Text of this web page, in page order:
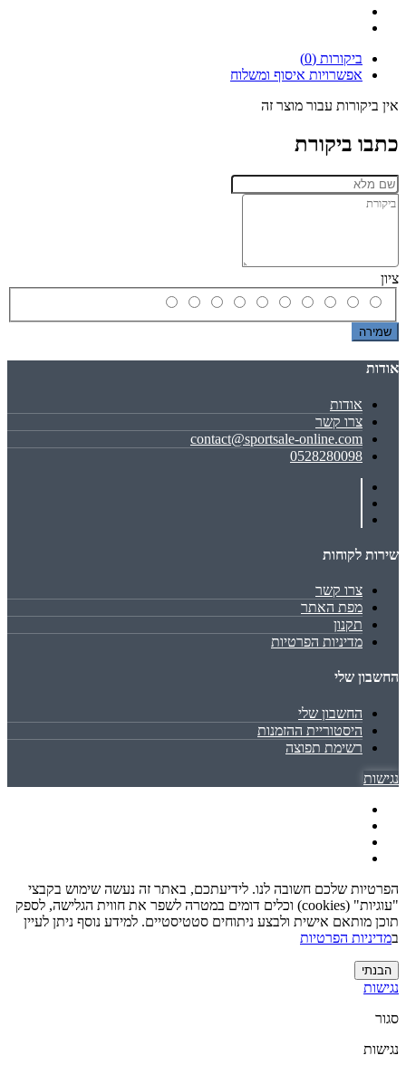
ביקורות (0)
אפשרויות איסוף ומשלוח
אין ביקורות עבור מוצר זה
כתבו ביקורת
ציון
שמירה
אודות
אודות
צרו קשר
contact@sportsale-online.com
0528280098
שירות לקוחות
צרו קשר
מפת האתר
תקנון
מדיניות הפרטיות
החשבון שלי
החשבון שלי
היסטוריית ההזמנות
רשימת תפוצה
נגישות
הפרטיות שלכם חשובה לנו. לידיעתכם, באתר זה נעשה שימוש בקבצי
"עוגיות" (cookies) וכלים דומים במטרה לשפר את חווית הגלישה, לספק
תוכן מותאם אישית ולבצע ניתוחים סטטיסטיים. למידע נוסף ניתן לעיין
במדיניות הפרטיות
הבנתי
נגישות
סגור
נגישות